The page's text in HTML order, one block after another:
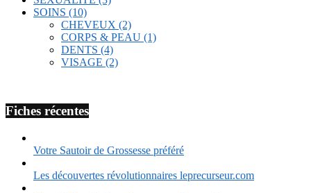
SOINS (10)
CHEVEUX (2)
CORPS & PEAU (1)
DENTS (4)
VISAGE (2)
Fiches récentes
Votre Sautoir de Grossesse préféré
Les découvertes révolutionnaires leprecurseur.com